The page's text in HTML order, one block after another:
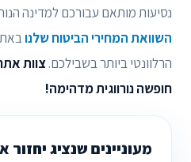
נסיעות מותאם עבורכם למדינה
השוואת המחירי הביטוח שלנו
הרלוונטי ביותר בשבילכם.
חופשה נורווגית מדהימה!
מעוניינים שנציג יחזור